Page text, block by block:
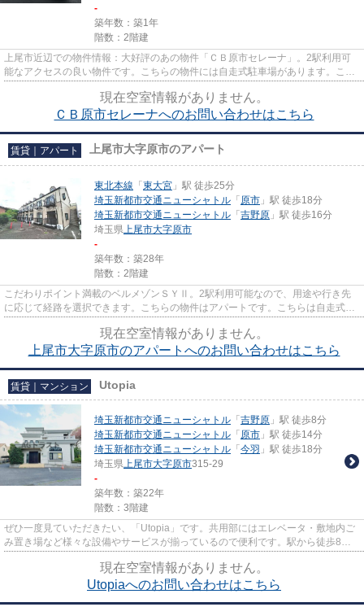
-
築年数：築1年
階数：2階建
上尾市近辺での物件情報：大好評のあの物件「ＣＢ原市セレーナ」。2駅利用可
能なアクセスの良い物件です。こちらの物件には自走式駐車場があります。こち
現在空室情報がありません。
ＣＢ原市セレーナへのお問い合わせはこちら
賃貸｜アパート 上尾市大字原市のアパート
東北本線 「 東大宮 」駅 徒歩25分
埼玉新都市交通ニューシャトル 「 原市 」駅 徒歩18分
埼玉新都市交通ニューシャトル 「 吉野原 」駅 徒歩16分
埼玉県上尾市大字原市
-
築年数：築28年
階数：2階建
こだわりポイント満載のベルメゾンＳＹⅡ。2駅利用可能なので、用途や行き先
に応じて経路を選択できます。こちらの物件はアパートです。こちらは自走式駐
現在空室情報がありません。
上尾市大字原市のアパートへのお問い合わせはこちら
賃貸｜マンション Utopia
埼玉新都市交通ニューシャトル 「 吉野原 」駅 徒歩8分
埼玉新都市交通ニューシャトル 「 原市 」駅 徒歩14分
埼玉新都市交通ニューシャトル 「 今羽 」駅 徒歩18分
埼玉県上尾市大字原市315-29
-
築年数：築22年
階数：3階建
ぜひ一度見ていただきたい、「Utopia」です。共用部にはエレベータ・敷地内ご
み置き場など様々な設備やサービスが揃っているので便利です。駅から徒歩8分
現在空室情報がありません。
Utopiaへのお問い合わせはこちら